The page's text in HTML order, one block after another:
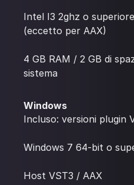
Intel I3 2ghz o
(eccetto per AAX)
4 GB RAM / 2 GB di
sistema
Windows
Incluso: versioni plugin
Windows 7 64-bit o
Host VST3 / AAX